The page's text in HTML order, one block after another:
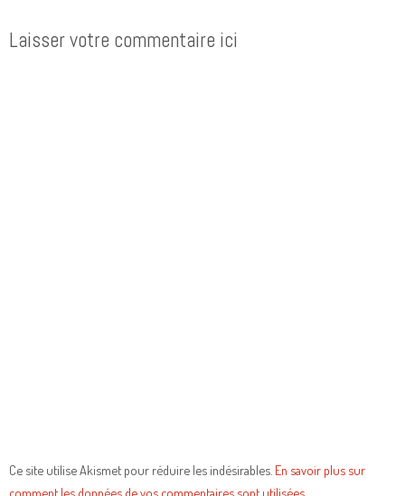
Laisser votre commentaire ici
Ce site utilise Akismet pour réduire les indésirables. En savoir plus sur
comment les données de vos commentaires sont utilisées